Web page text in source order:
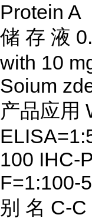
Protein A
储 存 液
with 10
Soium
产品应用
100 IHC-
F=1:100-
别 名 C-C